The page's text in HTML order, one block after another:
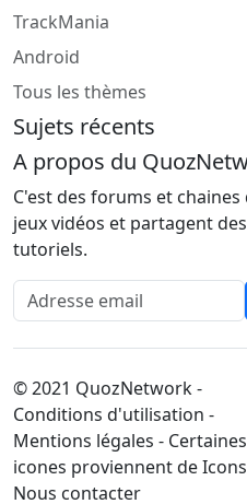
TrackMania
Android
Tous les thèmes
Sujets récents
A propos du
C'est des forums et
jeux vidéos et partagent
tutoriels.
Adresse email
© 2021 QuozNetwork -
Conditions d'utilisation -
Mentions légales - Certaines
icones proviennent de
Nous contacter